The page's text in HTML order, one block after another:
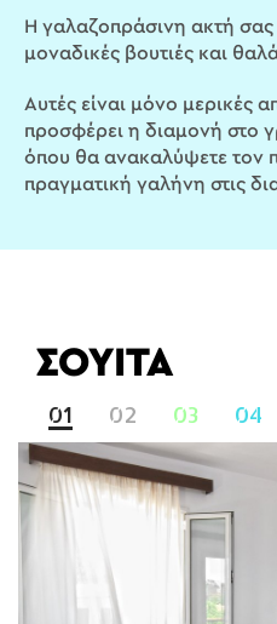
Η γαλαζοπράσινη ακτή σας
μοναδικές βουτιές και
Αυτές είναι μόνο μερικές
προσφέρει η διαμονή στο
όπου θα ανακαλύψετε τον
πραγματική γαλήνη στις
ΣΟΥΙΤΑ
01 02 03 04